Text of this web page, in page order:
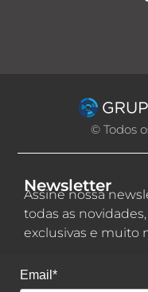
© Todos
Newsletter
Assine nossa
todas as
exclusivas e muito
Email*